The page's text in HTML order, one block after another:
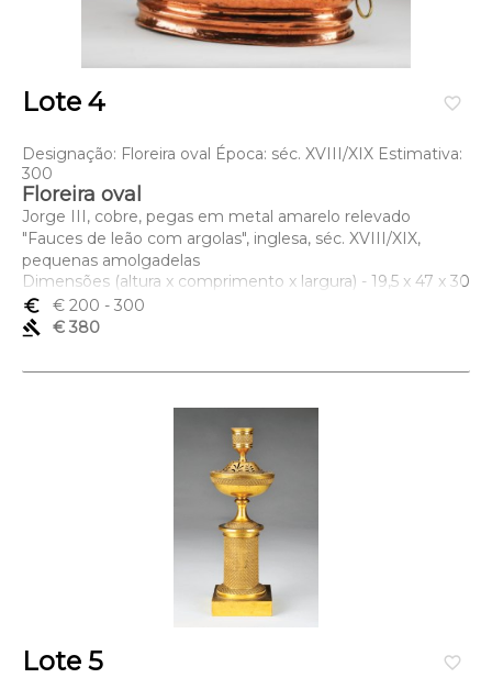
favorite_border
Lote 4
Designação: Floreira oval Época: séc. XVIII/XIX Estimativa:
300
Floreira oval
Jorge III, cobre, pegas em metal amarelo relevado
"Fauces de leão com argolas", inglesa, séc. XVIII/XIX,
pequenas amolgadelas
Dimensões (altura x comprimento x largura) - 19,5 x 47 x 30
cm
euro_symbol € 200 - 300
gavel
€ 380
favorite_border
Lote 5